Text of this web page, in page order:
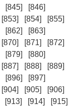
[845]
[846]
[853] [854]
[855]
[862]
[863]
[870] [871]
[872]
[879]
[880]
[887] [888]
[889]
[896]
[897]
[904] [905]
[906]
[913] [914] [915]